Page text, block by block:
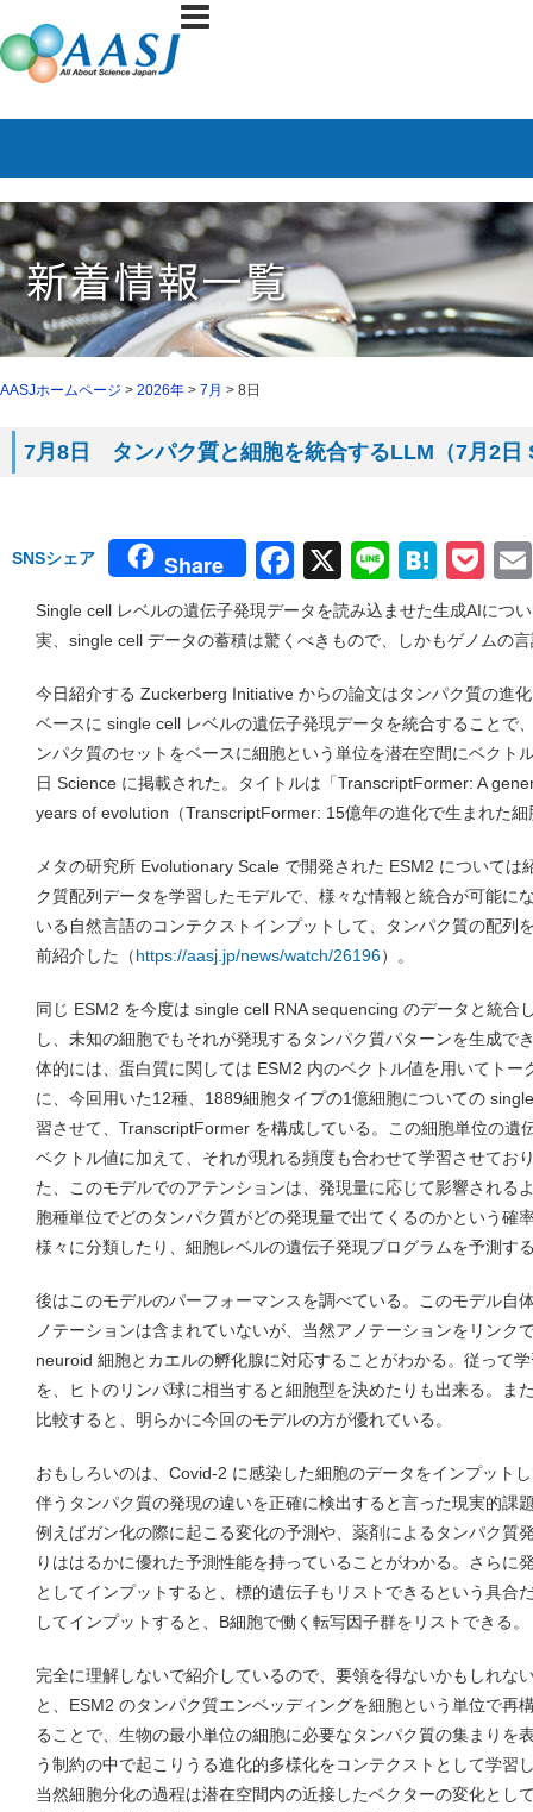
AASJホームページ > 2026年 > 7月 > 8日
7月8日 タンパク質と細胞を統合するLLM（7月2日
SNSシェア Share Facebook
X Line
Single cell レベルの遺伝子発現データを読み込ませた生成AIにつ
実、single cell データの蓄積は驚くべきもので、しかもゲノムの
今日紹介する Zuckerberg Initiative からの論文はタンパク質の進
ベースに single cell レベルの遺伝子発現データを統合することで
ンパク質のセットをベースに細胞という単位を潜在空間にベクト
日 Science に掲載された。タイトルは「TranscriptFormer: A
years of evolution（TranscriptFormer: 15億年の進化で生まれた
メタの研究所 Evolutionary Scale で開発された ESM2 については
ク質配列データを学習したモデルで、様々な情報と統合が可能に
いる自然言語のコンテクストインプットして、タンパク質の配列
前紹介した（https://aasj.jp/news/watch/26196）。
同じ ESM2 を今度は single cell RNA sequencing のデータと統合
し、未知の細胞でもそれが発現するタンパク質パターンを生成で
体的には、蛋白質に関しては ESM2 内のベクトル値を用いてトー
に、今回用いた12種、1889細胞タイプの1億細胞についての
習させて、TranscriptFormer を構成している。この細胞単位の遺
ベクトル値に加えて、それが現れる頻度も合わせて学習させてお
た、このモデルでのアテンションは、発現量に応じて影響される
胞種単位でどのタンパク質がどの発現量で出てくるのかという確
様々に分類したり、細胞レベルの遺伝子発現プログラムを予測す
後はこのモデルのパーフォーマンスを調べている。このモデル自
ノテーションは含まれていないが、当然アノテーションをリンク
neuroid 細胞とカエルの孵化腺に対応することがわかる。従って
を、ヒトのリンパ球に相当すると細胞型を決めたりも出来る。ま
比較すると、明らかに今回のモデルの方が優れている。
おもしろいのは、Covid-2 に感染した細胞のデータをインプット
伴うタンパク質の発現の違いを正確に検出すると言った現実的課
例えばガン化の際に起こる変化の予測や、薬剤によるタンパク質
りははるかに優れた予測性能を持っていることがわかる。さらに
としてインプットすると、標的遺伝子もリストできるという具合
してインプットすると、B細胞で働く転写因子群をリストできる。
完全に理解しないで紹介しているので、要領を得ないかもしれな
と、ESM2 のタンパク質エンベッディングを細胞という単位で再
ることで、生物の最小単位の細胞に必要なタンパク質の集まりを
う制約の中で起こりうる進化的多様化をコンテクストとして学習
当然細胞分化の過程は潜在空間内の近接したベクターの変化とし